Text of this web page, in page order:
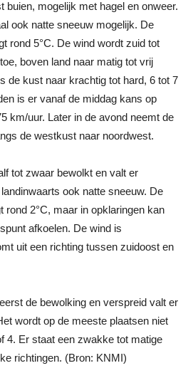
buien, mogelijk met hagel en onweer.
ook natte sneeuw mogelijk. De
rond 5°C. De wind wordt zuid tot
boven land naar matig tot vrij
de kust naar krachtig tot hard, 6 tot 7
is er vanaf de middag kans op
km/uur. Later in de avond neemt de
de westkust naar noordwest.
tot zwaar bewolkt en valt er
ook natte sneeuw. De
rond 2°C, maar in opklaringen kan
afkoelen. De wind is
uit een richting tussen zuidoost en
de bewolking en verspreid valt er
wordt op de meeste plaatsen niet
4. Er staat een zwakke tot matige
richtingen. (Bron: KNMI)